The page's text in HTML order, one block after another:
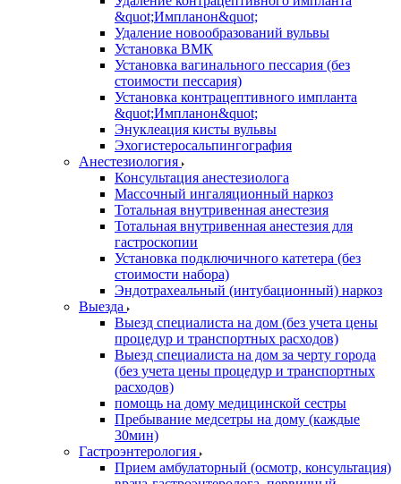
&quot;Импланон&quot;
Удаление новообразований вульвы
Установка ВМК
Установка вагинального пессария (без
стоимости пессария)
Установка контрацептивного импланта
&quot;Импланон&quot;
Энуклеация кисты вульвы
Эхогистеросальпингография
Анестезиология
Консультация анестезиолога
Массочный ингаляционный наркоз
Тотальная внутривенная анестезия
Тотальная внутривенная анестезия для
гастроскопии
Установка подключичного катетера (без
стоимости набора)
Эндотрахеальный (интубационный) наркоз
Выезда
Выезд специалиста на дом (без учета цены
процедур и транспортных расходов)
Выезд специалиста на дом за черту города
(без учета цены процедур и транспортных
расходов)
помощь на дому медицинской сестры
Пребывание медсетры на дому (каждые
30мин)
Гастроэнтерология
Прием амбулаторный (осмотр, консультация)